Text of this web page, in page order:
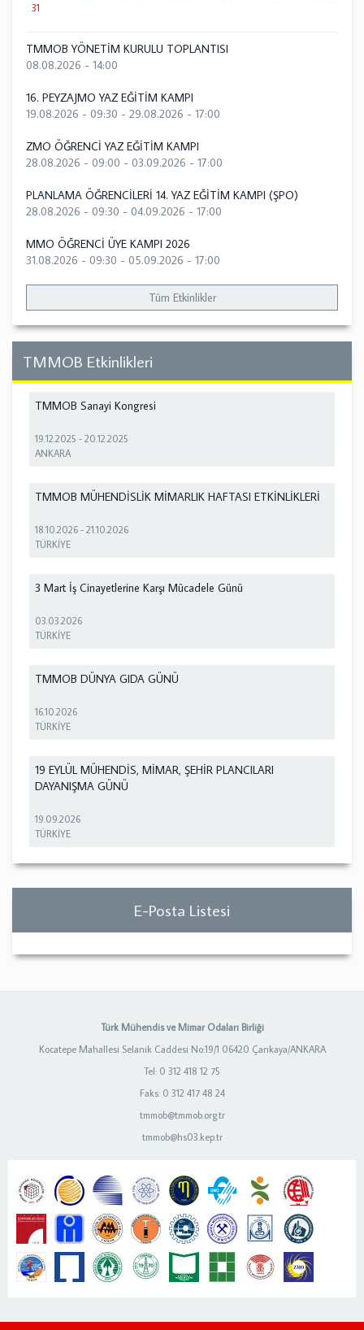
31
TMMOB YÖNETİM KURULU TOPLANTISI
08.08.2026 - 14:00
16. PEYZAJMO YAZ EĞİTİM KAMPI
19.08.2026 - 09:30 - 29.08.2026 - 17:00
ZMO ÖĞRENCİ YAZ EĞİTİM KAMPI
28.08.2026 - 09:00 - 03.09.2026 - 17:00
PLANLAMA ÖĞRENCİLERİ 14. YAZ EĞİTİM KAMPI (ŞPO)
28.08.2026 - 09:30 - 04.09.2026 - 17:00
MMO ÖĞRENCİ ÜYE KAMPI 2026
31.08.2026 - 09:30 - 05.09.2026 - 17:00
Tüm Etkinlikler
TMMOB Etkinlikleri
TMMOB Sanayi Kongresi
19.12.2025 -20.12.2025
ANKARA
TMMOB MÜHENDİSLİK MİMARLIK HAFTASI ETKİNLİKLERİ
18.10.2026 -21.10.2026
TÜRKİYE
3 Mart İş Cinayetlerine Karşı Mücadele Günü
03.03.2026
TÜRKİYE
TMMOB DÜNYA GIDA GÜNÜ
16.10.2026
TÜRKİYE
19 EYLÜL MÜHENDİS, MİMAR, ŞEHİR PLANCILARI
DAYANIŞMA GÜNÜ
19.09.2026
TÜRKİYE
E-Posta Listesi
Türk Mühendis ve Mimar Odaları Birliği
Kocatepe Mahallesi Selanik Caddesi No:19/1 06420 Çankaya/ANKARA
Tel: 0 312 418 12 75
Faks: 0 312 417 48 24
tmmob@tmmob.org.tr
tmmob@hs03.kep.tr